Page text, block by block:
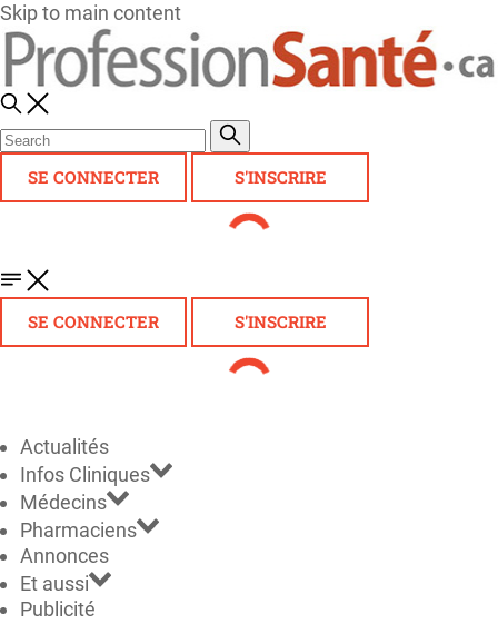
Skip to main content
SE CONNECTER S'INSCRIRE
SE CONNECTER S'INSCRIRE
Actualités
Infos Cliniques
Médecins
Pharmaciens
Annonces
Et aussi
Publicité